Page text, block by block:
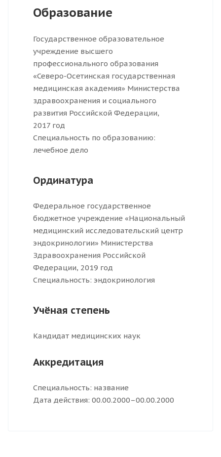
Образование
Государственное образовательное
учреждение высшего
профессионального образования
«Северо-Осетинская государственная
медицинская академия» Министерства
здравоохранения и социального
развития Российской Федерации,
2017 год
Специальность по образованию:
лечебное дело
Ординатура
Федеральное государственное
бюджетное учреждение «Национальный
медицинский исследовательский центр
эндокринологии» Министерства
Здравоохранения Российской
Федерации, 2019 год
Специальность: эндокринология
Учёная степень
Кандидат медицинских наук
Аккредитация
Специальность: название
Дата действия: 00.00.2000–00.00.2000